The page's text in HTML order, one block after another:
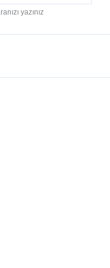
yazınız